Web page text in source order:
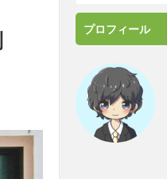
プロフィール